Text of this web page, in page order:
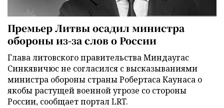
Премьер Литвы осадил министра
обороны из-за слов о России
Глава литовского правительства Миндаугас
Синкявичюс не согласился с высказываниями
министра обороны страны Робертаса Каунаса о
якобы растущей военной угрозе со стороны
России, сообщает портал LRT.